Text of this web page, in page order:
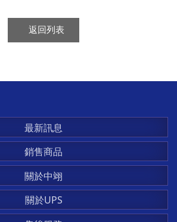
返回列表
最新訊息
銷售商品
關於中翊
關於UPS